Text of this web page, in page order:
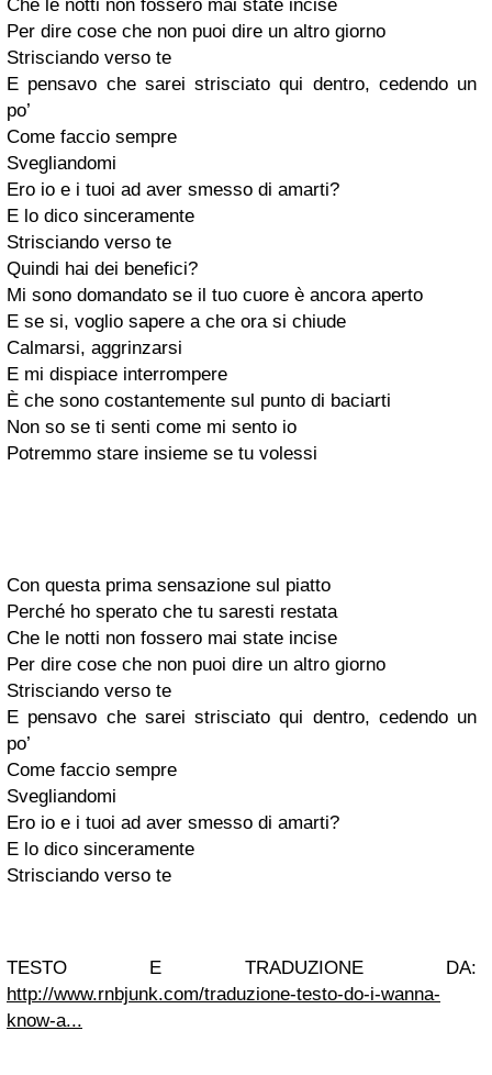
Che le notti non fossero mai state incise
Per dire cose che non puoi dire un altro giorno
Strisciando verso te
E pensavo che sarei strisciato qui dentro, cedendo un
po’
Come faccio sempre
Svegliandomi
Ero io e i tuoi ad aver smesso di amarti?
E lo dico sinceramente
Strisciando verso te
Quindi hai dei benefici?
Mi sono domandato se il tuo cuore è ancora aperto
E se si, voglio sapere a che ora si chiude
Calmarsi, aggrinzarsi
E mi dispiace interrompere
È che sono costantemente sul punto di baciarti
Non so se ti senti come mi sento io
Potremmo stare insieme se tu volessi
Con questa prima sensazione sul piatto
Perché ho sperato che tu saresti restata
Che le notti non fossero mai state incise
Per dire cose che non puoi dire un altro giorno
Strisciando verso te
E pensavo che sarei strisciato qui dentro, cedendo un
po’
Come faccio sempre
Svegliandomi
Ero io e i tuoi ad aver smesso di amarti?
E lo dico sinceramente
Strisciando verso te
TESTO E TRADUZIONE DA:
http://www.rnbjunk.com/traduzione-testo-do-i-wanna-
know-a...